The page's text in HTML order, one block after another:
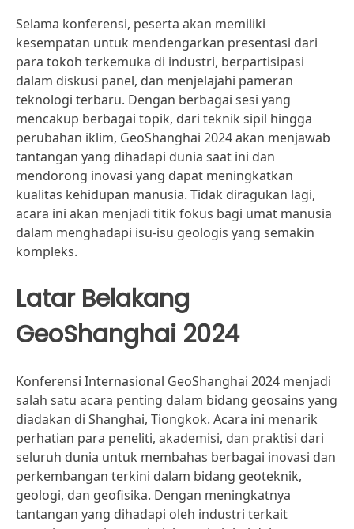
Selama konferensi, peserta akan memiliki
kesempatan untuk mendengarkan presentasi dari
para tokoh terkemuka di industri, berpartisipasi
dalam diskusi panel, dan menjelajahi pameran
teknologi terbaru. Dengan berbagai sesi yang
mencakup berbagai topik, dari teknik sipil hingga
perubahan iklim, GeoShanghai 2024 akan menjawab
tantangan yang dihadapi dunia saat ini dan
mendorong inovasi yang dapat meningkatkan
kualitas kehidupan manusia. Tidak diragukan lagi,
acara ini akan menjadi titik fokus bagi umat manusia
dalam menghadapi isu-isu geologis yang semakin
kompleks.
Latar Belakang
GeoShanghai 2024
Konferensi Internasional GeoShanghai 2024 menjadi
salah satu acara penting dalam bidang geosains yang
diadakan di Shanghai, Tiongkok. Acara ini menarik
perhatian para peneliti, akademisi, dan praktisi dari
seluruh dunia untuk membahas berbagai inovasi dan
perkembangan terkini dalam bidang geoteknik,
geologi, dan geofisika. Dengan meningkatnya
tantangan yang dihadapi oleh industri terkait